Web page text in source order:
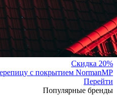
Скидка 20%
с покрытием NormanMP
Перейти
Популярные бренды